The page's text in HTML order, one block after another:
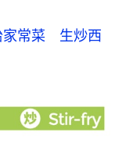
家常菜　生炒西